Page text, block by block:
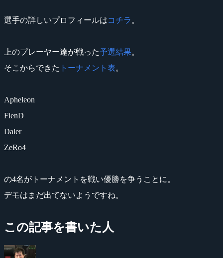
選手の詳しいプロフィールはコチラ 。
上のプレーヤー達が戦った予選結果。
そこからできた トーナメント表。
Apheleon
FienD
Daler
ZeRo4
の4名がトーナメントを戦い優勝を争うことに。
デモはまだ出てないようですね。
この記事を書いた人